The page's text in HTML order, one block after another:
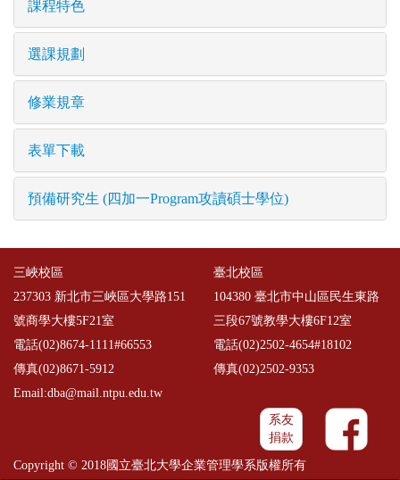
課程特色
選課規劃
修業規章
表單下載
預備研究生 (四加一Program攻讀碩士學位)
三峽校區
237303 新北市三峽區大學路151
號商學大樓5F21室
電話(02)8674-1111#66553
傳真(02)8671-5912
Email:dba@mail.ntpu.edu.tw
臺北校區
104380 臺北市中山區民生東路
三段67號教學大樓6F12室
電話(02)2502-4654#18102
傳真(02)2502-9353
系友
捐款
Copyright © 2018國立臺北大學企業管理學系版權所有